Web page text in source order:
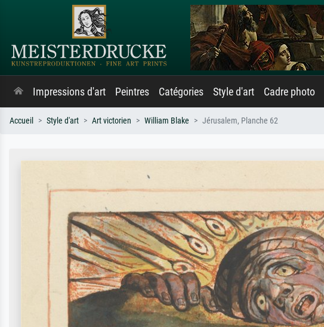
Impressions d'art Peintres Catégories Style d'art Cadre photo
Accueil Style d'art Art victorien William Blake Jérusalem, Planche 62